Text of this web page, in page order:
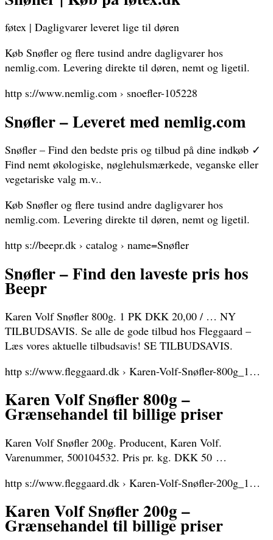
føtex | Dagligvarer leveret lige til døren
Køb Snøfler og flere tusind andre dagligvarer hos
nemlig.com. Levering direkte til døren, nemt og ligetil.
http s://www.nemlig.com › snoefler-105228
Snøfler – Leveret med nemlig.com
Snøfler – Find den bedste pris og tilbud på dine indkøb ✓
Find nemt økologiske, nøglehulsmærkede, veganske eller
vegetariske valg m.v..
Køb Snøfler og flere tusind andre dagligvarer hos
nemlig.com. Levering direkte til døren, nemt og ligetil.
http s://beepr.dk › catalog › name=Snøfler
Snøfler – Find den laveste pris hos
Beepr
Karen Volf Snøfler 800g. 1 PK DKK 20,00 / … NY
TILBUDSAVIS. Se alle de gode tilbud hos Fleggaard –
Læs vores aktuelle tilbudsavis! SE TILBUDSAVIS.
http s://www.fleggaard.dk › Karen-Volf-Snøfler-800g_1…
Karen Volf Snøfler 800g –
Grænsehandel til billige priser
Karen Volf Snøfler 200g. Producent, Karen Volf.
Varenummer, 500104532. Pris pr. kg. DKK 50 …
http s://www.fleggaard.dk › Karen-Volf-Snøfler-200g_1…
Karen Volf Snøfler 200g –
Grænsehandel til billige priser